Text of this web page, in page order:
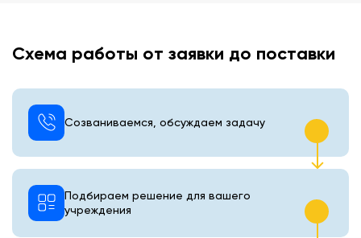
Схема работы от заявки до поставки
Созваниваемся, обсуждаем задачу
Подбираем решение для вашего
учреждения